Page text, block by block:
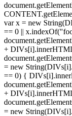
var x = new
== 0 ||
+
= new
== 0) {
+
= new